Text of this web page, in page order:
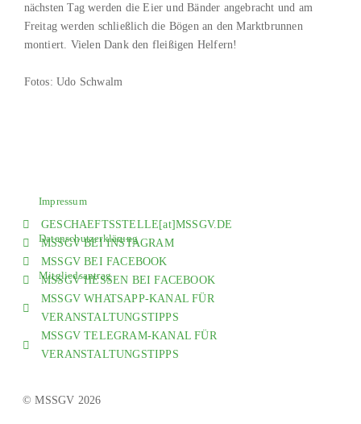
nächsten Tag werden die Eier und Bänder angebracht und am
Freitag werden schließlich die Bögen an den Marktbrunnen
montiert. Vielen Dank den fleißigen Helfern!
Fotos: Udo Schwalm
Impressum
Datenschutzerklärung
Mitgliedsantrag
GESCHAEFTSSTELLE[at]MSSGV.DE
MSSGV BEI INSTAGRAM
MSSGV BEI FACEBOOK
MSSGV HESSEN BEI FACEBOOK
MSSGV WHATSAPP-KANAL FÜR
VERANSTALTUNGSTIPPS
MSSGV TELEGRAM-KANAL FÜR
VERANSTALTUNGSTIPPS
© MSSGV 2026